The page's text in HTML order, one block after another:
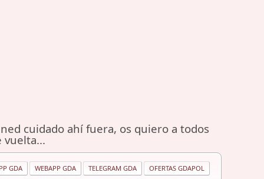
cuidado ahí fuera, os quiero a todos
vuelta...
GDA WEBAPP GDA TELEGRAM GDA OFERTAS GDAPOL